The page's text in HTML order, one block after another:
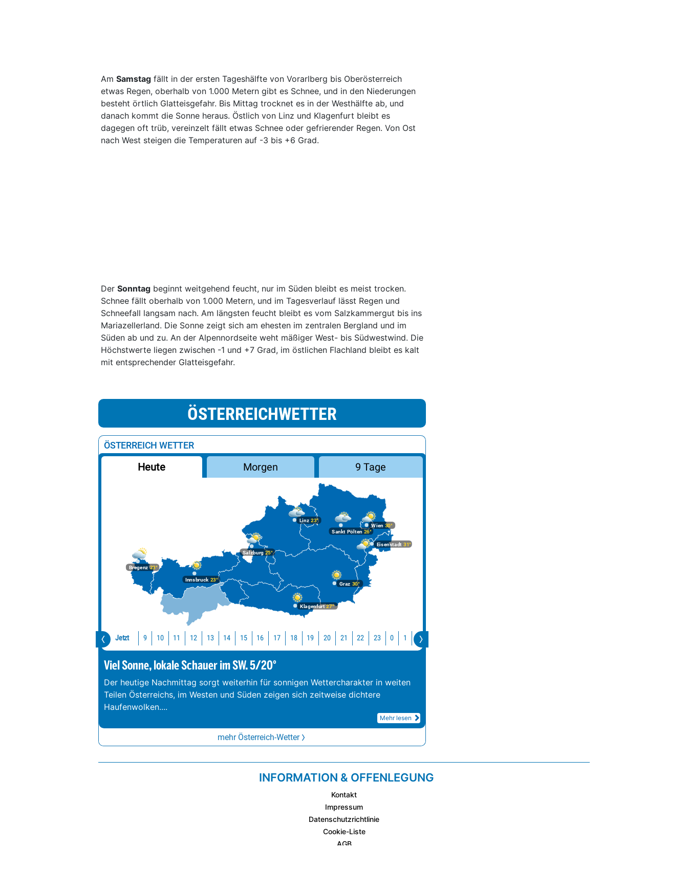
Am Samstag fällt in der ersten Tageshälfte von Vorarlberg bis Oberösterreich
etwas Regen, oberhalb von 1.000 Metern gibt es Schnee, und in den Niederungen
besteht örtlich Glatteisgefahr. Bis Mittag trocknet es in der Westhälfte ab, und
danach kommt die Sonne heraus. Östlich von Linz und Klagenfurt bleibt es
dagegen oft trüb, vereinzelt fällt etwas Schnee oder gefrierender Regen. Von Ost
nach West steigen die Temperaturen auf -3 bis +6 Grad.
Der Sonntag beginnt weitgehend feucht, nur im Süden bleibt es meist trocken.
Schnee fällt oberhalb von 1.000 Metern, und im Tagesverlauf lässt Regen und
Schneefall langsam nach. Am längsten feucht bleibt es vom Salzkammergut bis ins
Mariazellerland. Die Sonne zeigt sich am ehesten im zentralen Bergland und im
Süden ab und zu. An der Alpennordseite weht mäßiger West- bis Südwestwind. Die
Höchstwerte liegen zwischen -1 und +7 Grad, im östlichen Flachland bleibt es kalt
mit entsprechender Glatteisgefahr.
ÖSTERREICHWETTER
ÖSTERREICH WETTER
Heute Morgen 9 Tage
Bregenz23°
Graz 30°
Innsbruck23°
Klagenfurt27°
Linz 23°
Salzburg25°
Wien 30°
Eisenstadt 31°
Sankt Pölten 26°
Jetzt 9 10 11 12 13 14 15 16 17 18 19 20 21 22 23 0 1 2
Viel Sonne, lokale Schauer im SW. 5/20°
Der heutige Nachmittag sorgt weiterhin für sonnigen Wettercharakter in weiten
Teilen Österreichs, im Westen und Süden zeigen sich zeitweise dichtere
Haufenwolken....
Mehr lesen
mehr Österreich-Wetter
INFORMATION & OFFENLEGUNG
Kontakt
Impressum
Datenschutzrichtlinie
Cookie-Liste
AGB